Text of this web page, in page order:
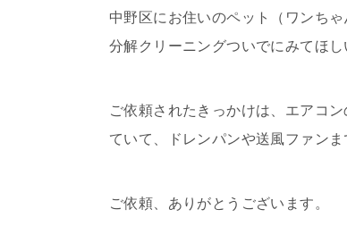
中野区にお住いのペット（ワンち
分解クリーニングついでにみてほし
ご依頼されたきっかけは、エアコ
ていて、ドレンパンや送風ファン
ご依頼、ありがとうございます。